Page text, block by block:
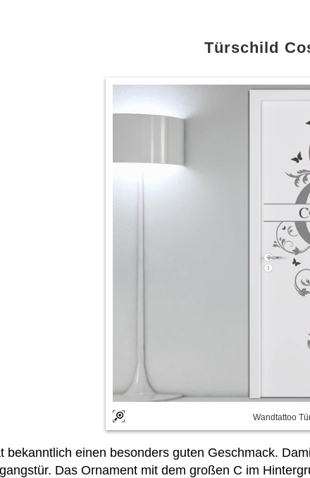
Türschild
Wandtattoo
bekanntlich einen besonders guten Geschmack.
Das Ornament mit dem großen C im